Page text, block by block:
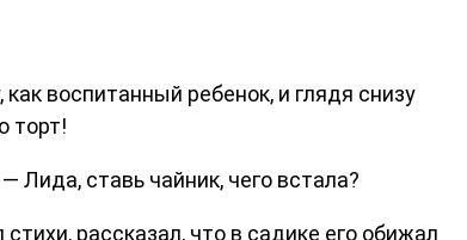
воспитанный ребенок, и глядя снизу
торт!
Лида, ставь чайник, чего встала?
рассказал, что в садике его обижал